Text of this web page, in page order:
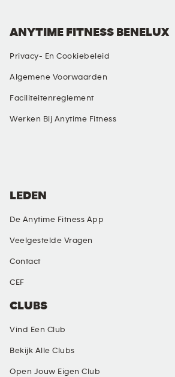
ANYTIME FITNESS BENELUX
Privacy- En Cookiebeleid
Algemene Voorwaarden
Faciliteitenreglement
Werken Bij Anytime Fitness
CLUBS
Vind Een Club
Bekijk Alle Clubs
Open Jouw Eigen Club
LEDEN
De Anytime Fitness App
Veelgestelde Vragen
Contact
CEF